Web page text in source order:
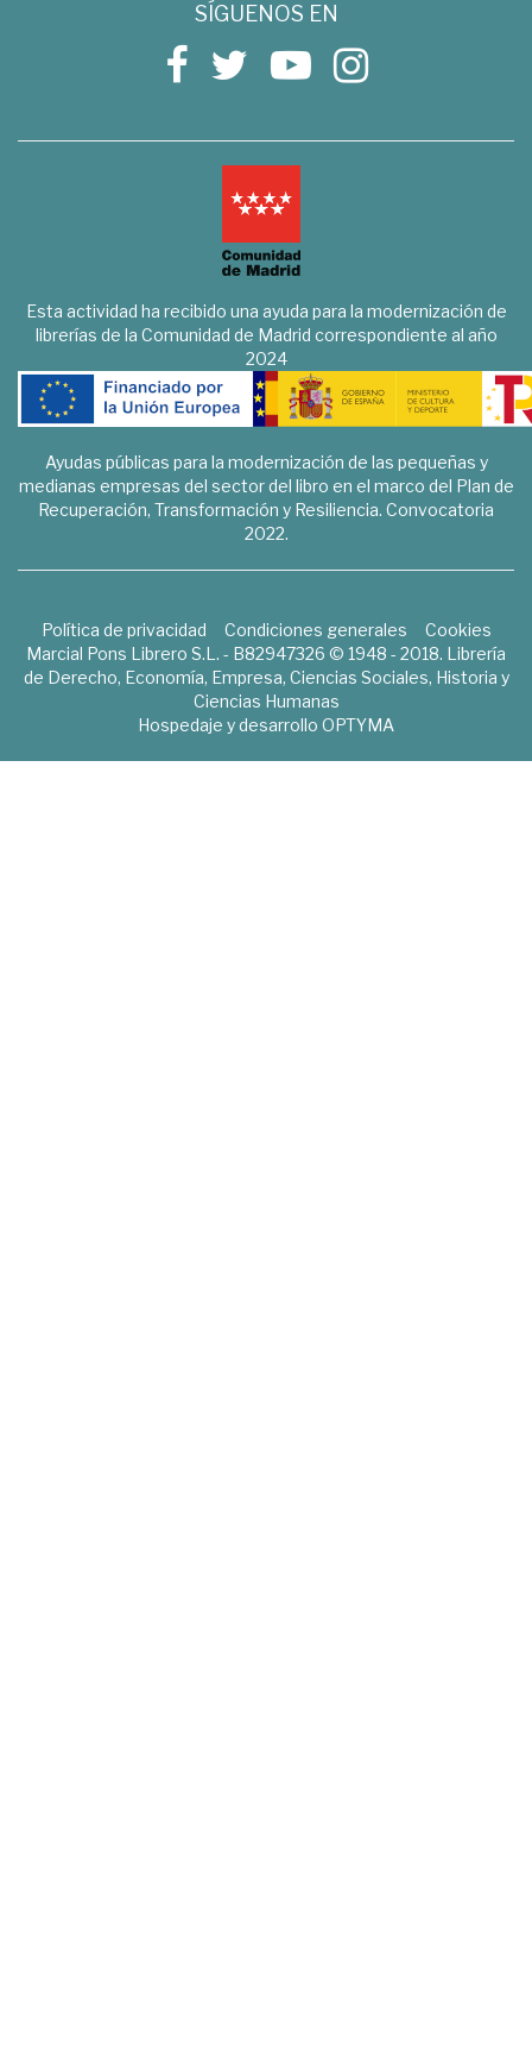
SÍGUENOS EN
Esta actividad ha recibido una ayuda para la modernización de
librerías de la Comunidad de Madrid correspondiente al año
2024
Ayudas públicas para la modernización de las pequeñas y
medianas empresas del sector del libro en el marco del Plan de
Recuperación, Transformación y Resiliencia. Convocatoria
2022.
Política de privacidad Condiciones generales
Cookies
Marcial Pons Librero S.L. - B82947326 © 1948 - 2018. Librería
de Derecho, Economía, Empresa, Ciencias Sociales, Historia y
Ciencias Humanas
Hospedaje y desarrollo OPTYMA